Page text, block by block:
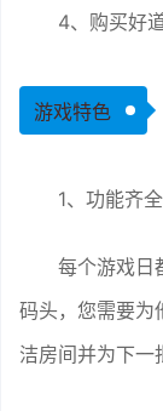
4、购买好
游戏特色
1、功能齐
每个游戏日
码头，您需要为
洁房间并为下一